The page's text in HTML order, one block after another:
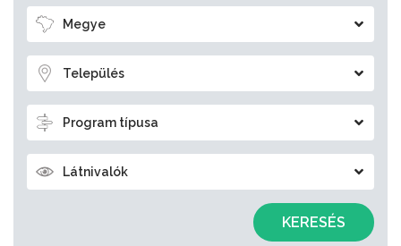
Megye
Település
Program típusa
Látnivalók
KERESÉS